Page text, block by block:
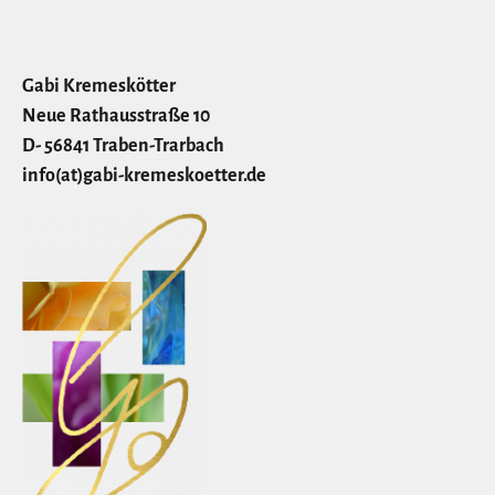
Gabi Kremeskötter
Neue Rathausstraße 10
D- 56841 Traben-Trarbach
info(at)gabi-kremeskoetter.de